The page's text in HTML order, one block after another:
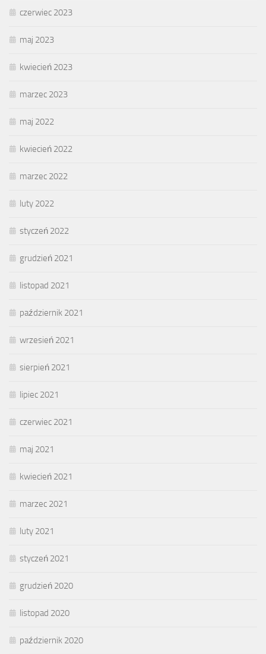
czerwiec 2023
maj 2023
kwiecień 2023
marzec 2023
maj 2022
kwiecień 2022
marzec 2022
luty 2022
styczeń 2022
grudzień 2021
listopad 2021
październik 2021
wrzesień 2021
sierpień 2021
lipiec 2021
czerwiec 2021
maj 2021
kwiecień 2021
marzec 2021
luty 2021
styczeń 2021
grudzień 2020
listopad 2020
październik 2020